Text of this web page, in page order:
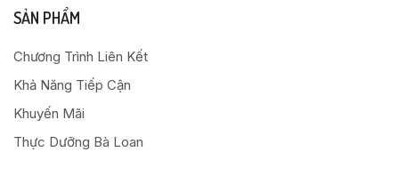
SẢN PHẨM
Chương Trình Liên Kết
Khả Năng Tiếp Cận
Khuyến Mãi
Thực Dưỡng Bà Loan